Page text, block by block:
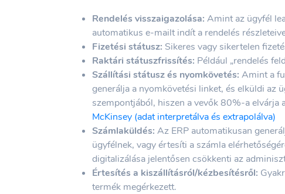
Rendelés visszaigazolása: Amint az ügyfél
automatikus e-mailt indít a rendelés
Fizetési státusz: Sikeres vagy sikertelen
Raktári státuszfrissítés: Például „rendelés
Szállítási státusz és nyomkövetés: Amint a
generálja a nyomkövetési linket, és elküldi az
szempontjából, hiszen a vevők 80%-a elvárja
McKinsey (adat interpretálva és extrapolálva)
Számlaküldés: Az ERP automatikusan
ügyfélnek, vagy értesíti a számla
digitalizálása jelentősen csökkenti az
Értesítés a kiszállításról/kézbesítésről:
termék megérkezett.